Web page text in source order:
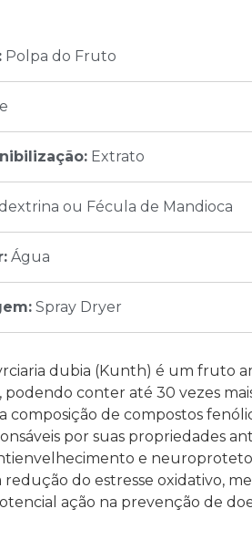
Polpa do Fruto
Extrato
ou Fécula de Mandioca
Água
Spray Dryer
dubia (Kunth) é um fruto
conter até 30 vezes
composição de compostos
por suas propriedades
e
do estresse oxidativo,
ação na prevenção de